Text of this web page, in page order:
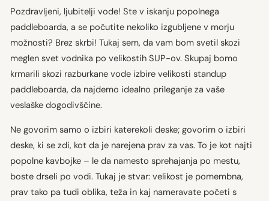
Pozdravljeni, ljubitelji vode! Ste v iskanju popolnega
paddleboarda, a se počutite nekoliko izgubljene v morju
možnosti? Brez skrbi! Tukaj sem, da vam bom svetil skozi
meglen svet vodnika po velikostih SUP-ov. Skupaj bomo
krmarili skozi razburkane vode izbire velikosti standup
paddleboarda, da najdemo idealno prileganje za vaše
veslaške dogodivščine.
Ne govorim samo o izbiri katerekoli deske; govorim o izbiri
deske, ki se zdi, kot da je narejena prav za vas. To je kot najti
popolne kavbojke – le da namesto sprehajanja po mestu,
boste drseli po vodi. Tukaj je stvar: velikost je pomembna,
prav tako pa tudi oblika, teža in kaj nameravate početi s